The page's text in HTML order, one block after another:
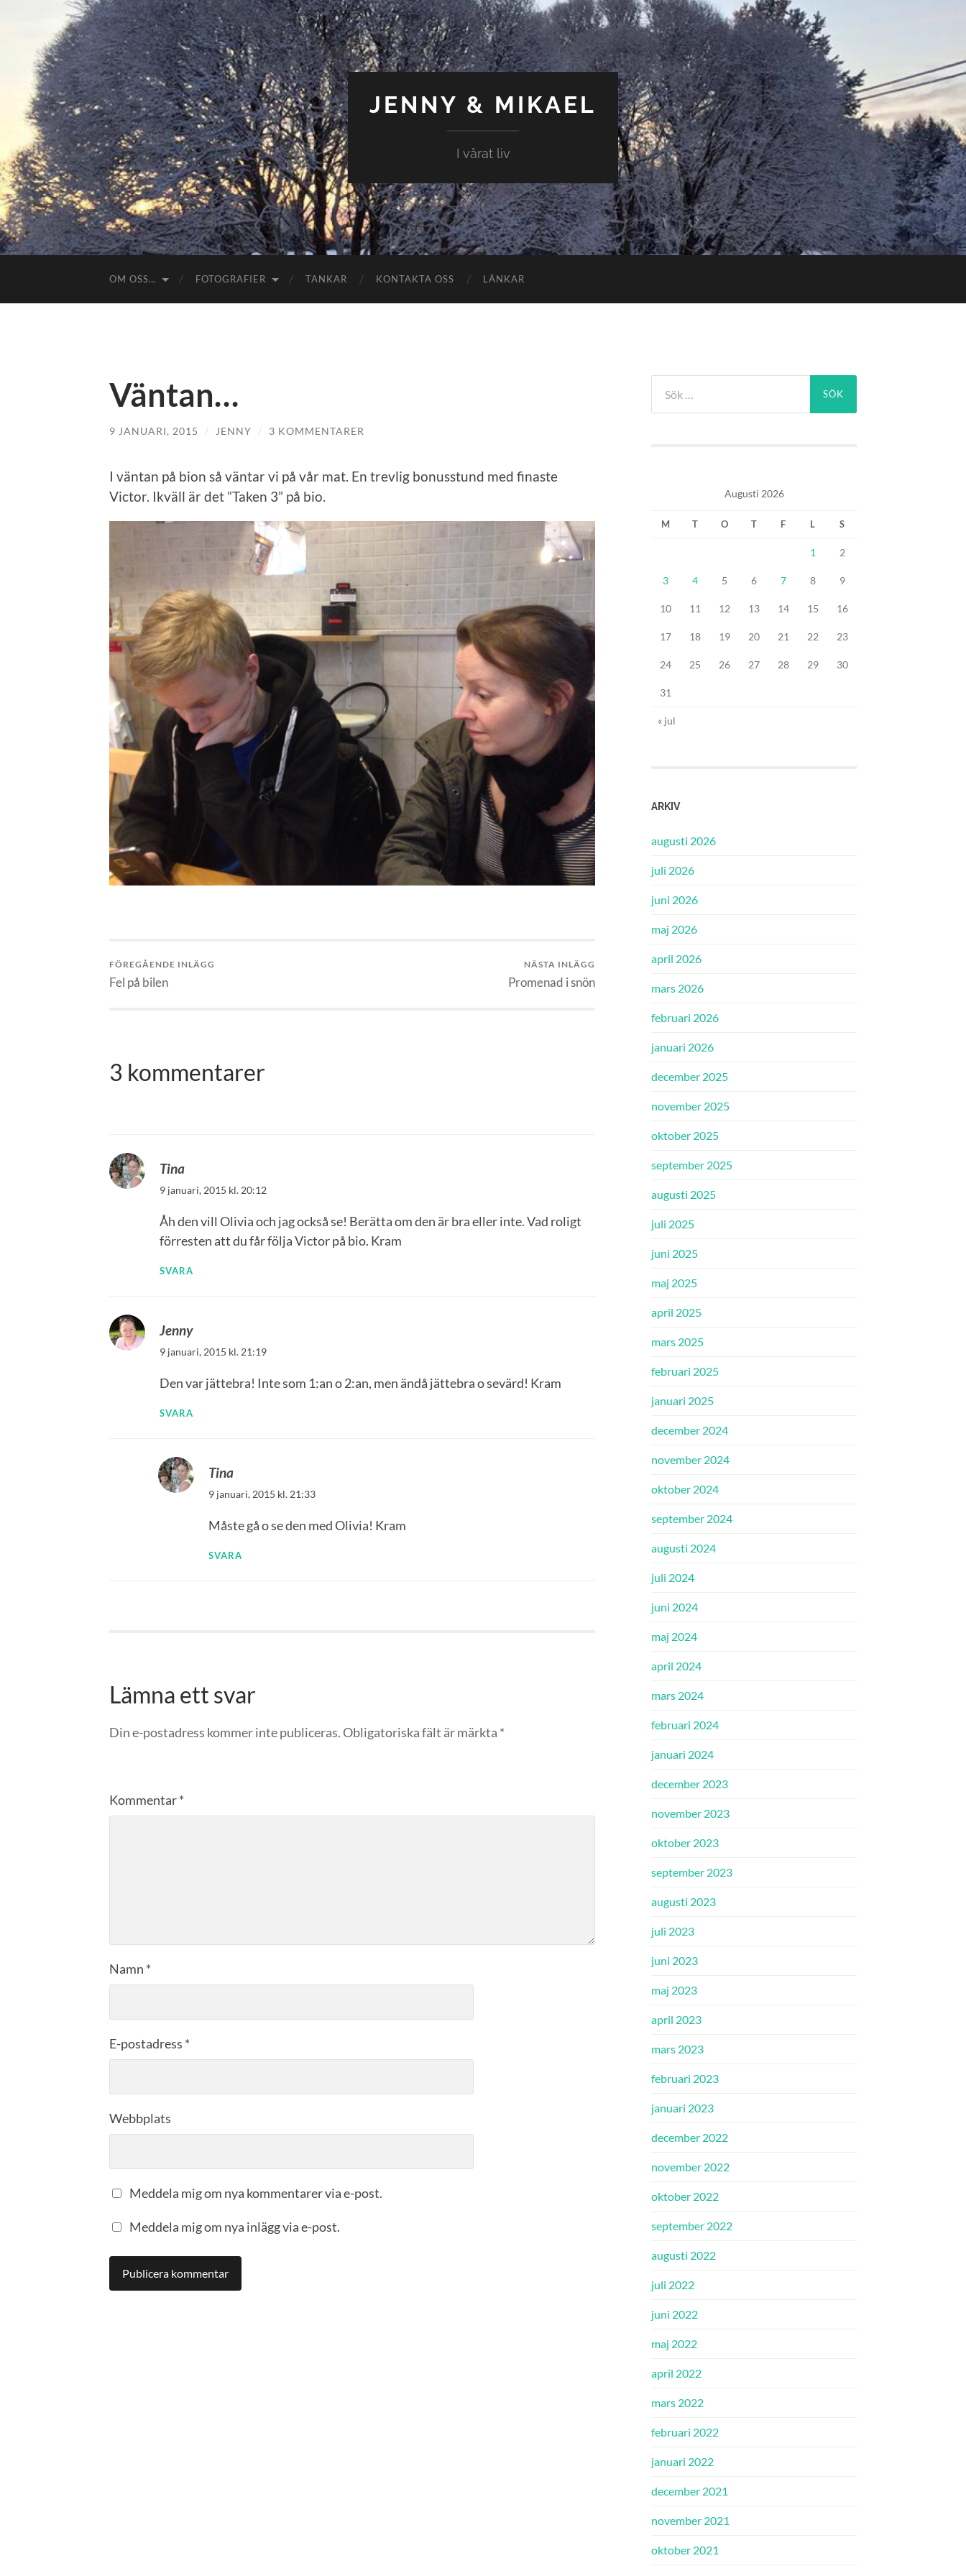
JENNY & MIKAEL
I vårat liv
OM OSS… FOTOGRAFIER TANKAR KONTAKTA OSS LÄNKAR
Väntan…
9 JANUARI, 2015 / JENNY / 3 KOMMENTARER
I väntan på bion så väntar vi på vår mat. En trevlig bonusstund med finaste
Victor. Ikväll är det ”Taken 3” på bio.
FÖREGÅENDE INLÄGG
Fel på bilen
NÄSTA INLÄGG
Promenad i snön
3 kommentarer
Tina
9 januari, 2015 kl. 20:12
Åh den vill Olivia och jag också se! Berätta om den är bra eller inte. Vad roligt
förresten att du får följa Victor på bio. Kram
SVARA
Jenny
9 januari, 2015 kl. 21:19
Den var jättebra! Inte som 1:an o 2:an, men ändå jättebra o sevärd! Kram
SVARA
Tina
9 januari, 2015 kl. 21:33
Måste gå o se den med Olivia! Kram
SVARA
Lämna ett svar
Din e-postadress kommer inte publiceras.Obligatoriska fält är märkta *
Kommentar*
Namn *
E-postadress *
Webbplats
Meddela mig om nya kommentarer via e-post.
Meddela mig om nya inlägg via e-post.
efter:
Augusti 2026
M T O T F L S
1 2
3 4 5 6 7 8 9
10 11 12 13 14 15 16
17 18 19 20 21 22 23
24 25 26 27 28 29 30
31
« jul
ARKIV
augusti 2026
juli 2026
juni 2026
maj 2026
april 2026
mars 2026
februari 2026
januari 2026
december 2025
november 2025
oktober 2025
september 2025
augusti 2025
juli 2025
juni 2025
maj 2025
april 2025
mars 2025
februari 2025
januari 2025
december 2024
november 2024
oktober 2024
september 2024
augusti 2024
juli 2024
juni 2024
maj 2024
april 2024
mars 2024
februari 2024
januari 2024
december 2023
november 2023
oktober 2023
september 2023
augusti 2023
juli 2023
juni 2023
maj 2023
april 2023
mars 2023
februari 2023
januari 2023
december 2022
november 2022
oktober 2022
september 2022
augusti 2022
juli 2022
juni 2022
maj 2022
april 2022
mars 2022
februari 2022
januari 2022
december 2021
november 2021
oktober 2021